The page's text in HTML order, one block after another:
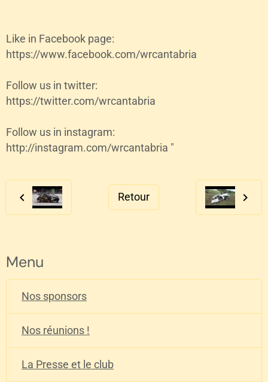
Like in Facebook page:
https://www.facebook.com/wrcantabria
Follow us in twitter:
https://twitter.com/wrcantabria
Follow us in instagram:
http://instagram.com/wrcantabria "
Retour
Menu
Nos sponsors
Nos réunions !
La Presse et le club